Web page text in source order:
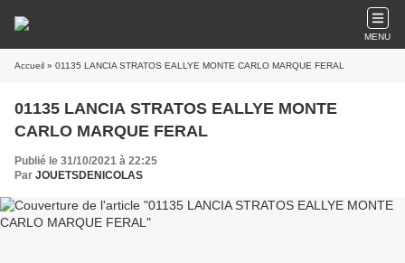
MENU
Accueil » 01135 LANCIA STRATOS EALLYE MONTE CARLO MARQUE FERAL
01135 LANCIA STRATOS EALLYE MONTE
CARLO MARQUE FERAL
Publié le 31/10/2021 à 22:25
Par JOUETSDENICOLAS